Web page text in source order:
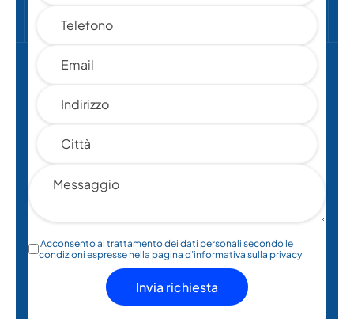
Acconsento al trattamento dei dati personali secondo le
condizioni espresse nella pagina d’informativa sulla privacy